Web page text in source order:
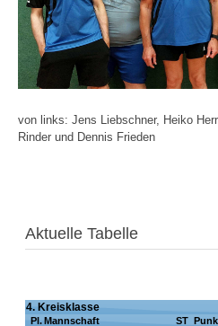
von links: Jens Liebschner, Heiko
Rinder und Dennis Frieden
Aktuelle Tabelle